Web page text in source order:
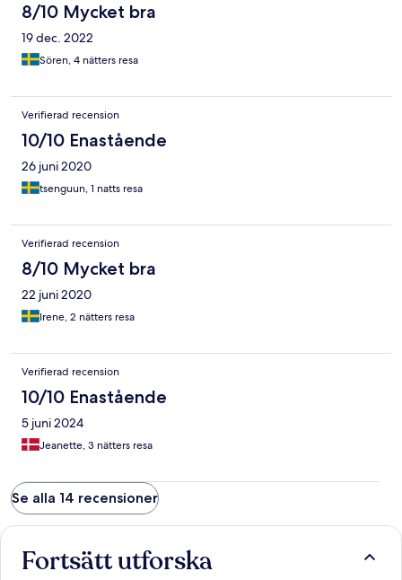
8/10 Mycket bra
19 dec. 2022
Sören, 4 nätters resa
Verifierad recension
10/10 Enastående
26 juni 2020
tsenguun, 1 natts resa
Verifierad recension
8/10 Mycket bra
22 juni 2020
Irene, 2 nätters resa
Verifierad recension
10/10 Enastående
5 juni 2024
Jeanette, 3 nätters resa
Se alla 14 recensioner
Fortsätt utforska